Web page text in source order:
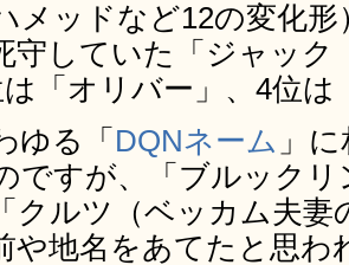
メッドなど12の変化
守していた「ジャック
「オリバー」、4位
ゆる「 DQNネーム 」
ですが、「ブルックリ
クルツ（ベッカム夫
や地名をあてたと思